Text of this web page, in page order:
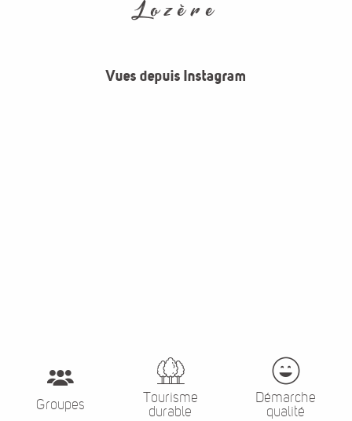
Lozère
Vues depuis Instagram
Groupes
Tourisme
durable
Démarche
qualité